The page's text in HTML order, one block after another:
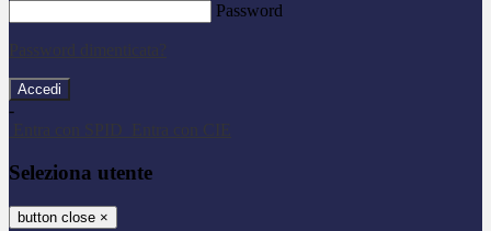
Password
Password dimenticata?
-
Entra con SPID
Entra con CIE
Seleziona utente
button close ×